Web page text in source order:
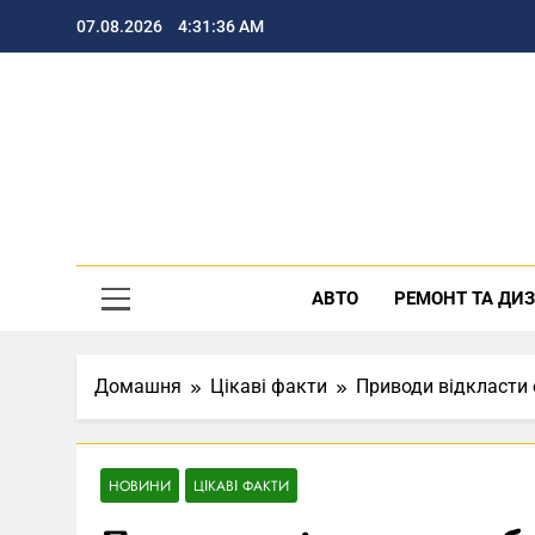
07.08.2026 4:31:37 AM
АВТО РЕМОНТ ТА
Домашня Цікаві факти Приводи
НОВИНИ ЦІКАВІ ФАКТИ